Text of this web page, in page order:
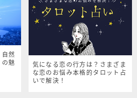
然
魅
気になる恋の行方は？さまざま
な恋のお悩み本格的タロット占
いで解決！